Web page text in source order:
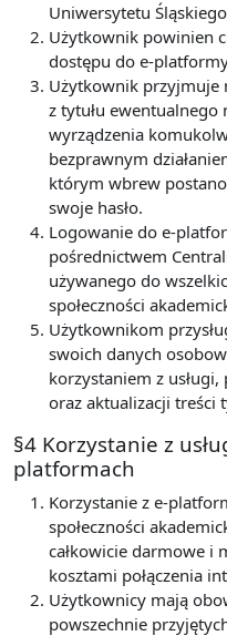
Uniwersytetu
Użytkownik powinien
dostępu do e-
Użytkownik przyjmuje
z tytułu ewentualnego
wyrządzenia
bezprawnym
którym wbrew
swoje hasło.
Logowanie do e-
pośrednictwem
używanego do
społeczności
Użytkownikom
swoich danych
korzystaniem z
oraz aktualizacji treści
§4 Korzystanie z
platformach
Korzystanie z e-
społeczności
całkowicie darmowe i
kosztami połączenia
Użytkownicy mają
powszechnie